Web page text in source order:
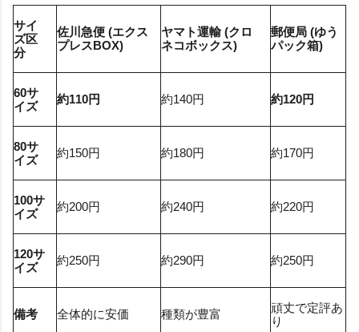
サイ
ズ区
分
佐川急便 (エクス
プレスBOX)
ヤマト運輸 (クロ
ネコボックス)
郵便局 (ゆう
パック箱)
60サ
イズ
約110円 約140円 約120円
80サ
イズ
約150円 約180円 約170円
100サ
イズ
約200円 約240円 約220円
120サ
イズ
約250円 約290円 約250円
備考 全体的に安価 種類が豊富
頑丈で定評あ
り